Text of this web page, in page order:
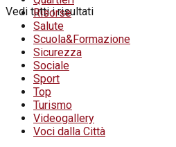
Vedi tutti i risultati
Risorse
Salute
Scuola&Formazione
Sicurezza
Sociale
Sport
Top
Turismo
Videogallery
Voci dalla Città